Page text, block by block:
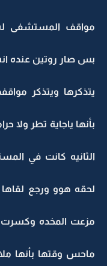
مواقف المستشفى
بس صار روتين عنده
يتذكرها ويتذكر
بأنها ياجاية تطر ولا
الثانيه كانت في
لحقه هوو ورجع
مزعت المخده وكسرت
ماحس وقتها بأنها